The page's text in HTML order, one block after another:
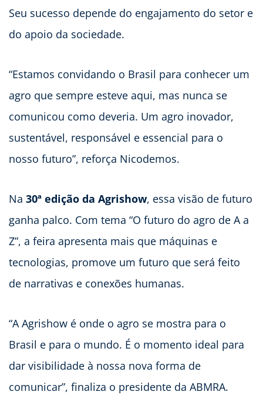
Seu sucesso depende do engajamento do setor e
do apoio da sociedade.
“Estamos convidando o Brasil para conhecer um
agro que sempre esteve aqui, mas nunca se
comunicou como deveria. Um agro inovador,
sustentável, responsável e essencial para o
nosso futuro”, reforça Nicodemos.
Na 30ª edição da Agrishow, essa visão de futuro
ganha palco. Com tema “O futuro do agro de A a
Z”, a feira apresenta mais que máquinas e
tecnologias, promove um futuro que será feito
de narrativas e conexões humanas.
“A Agrishow é onde o agro se mostra para o
Brasil e para o mundo. É o momento ideal para
dar visibilidade à nossa nova forma de
comunicar”, finaliza o presidente da ABMRA.